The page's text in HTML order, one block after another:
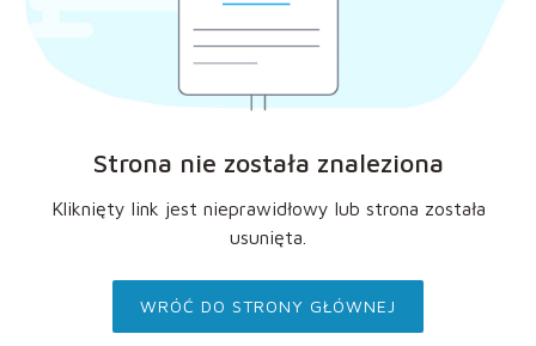
Strona nie została znaleziona
Kliknięty link jest nieprawidłowy lub strona została
usunięta.
WRÓĆ DO STRONY GŁÓWNEJ